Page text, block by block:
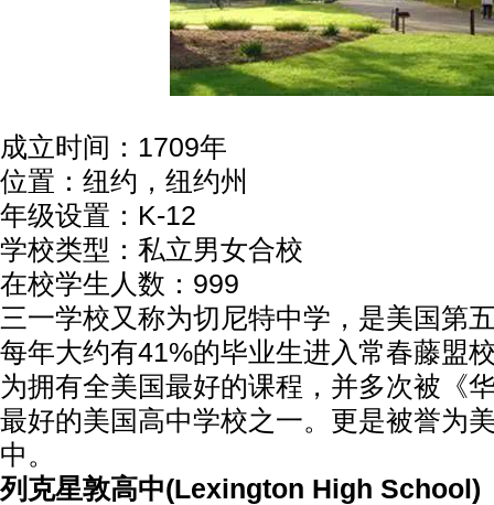
成立时间：1709年
位置：纽约，纽约州
年级设置：K-12
学校类型：私立男女合校
在校学生人数：999
三一学校又称为切尼特中学，是美国第
每年大约有41%的毕业生进入常春藤盟
为拥有全美国最好的课程，并多次被《
最好的美国高中学校之一。更是被誉为
中。
列克星敦高中(Lexington High School)